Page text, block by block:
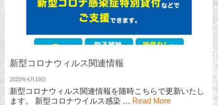
新型コロナウィルス関連情報
2020年4月19日
新型コロナウィルス関連情報を随時こちらで更新いたし
ます。 新型コロナウイルス感染 … Read More